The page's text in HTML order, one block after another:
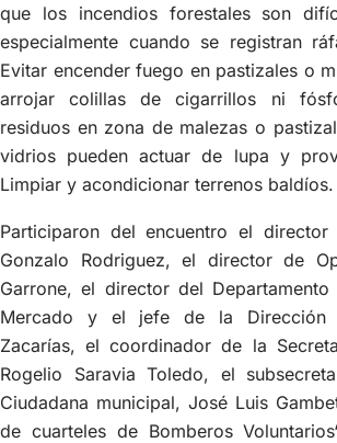
que los incendios forestales son
especialmente cuando se registran
Evitar encender fuego en pastizales o
arrojar colillas de cigarrillos ni
residuos en zona de malezas o
vidrios pueden actuar de lupa y
Limpiar y acondicionar terrenos baldíos.
Participaron del encuentro el
Gonzalo Rodriguez, el director de
Garrone, el director del Departamento
Mercado y el jefe de la Dirección
Zacarías, el coordinador de la
Rogelio Saravia Toledo, el
Ciudadana municipal, José Luis
de cuarteles de Bomberos